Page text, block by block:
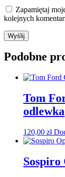
Zapamiętaj
kolejnych
Podobne
Tom
odlewka
120,00 zł
Sospiro